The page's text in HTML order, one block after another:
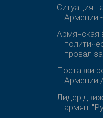
Ситуация
Армении
Армянская
провал за
Поставки
Армении
Лидер
армян: